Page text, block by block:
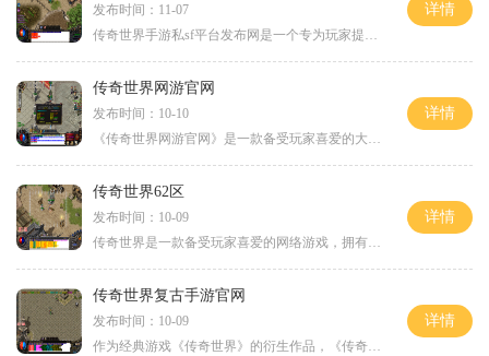
发布时间：11-07
传奇世界手游私sf平台发布网是一个专为玩家提供传奇世界手游私服游戏的网站。传奇世界手游是一款非常经典的多人在线角色扮演游戏，它以其独特的玩法和精美的画面受到了广大玩家
详情
传奇世界网游官网
发布时间：10-10
《传奇世界网游官网》是一款备受玩家喜爱的大型多人在线角色扮演游戏。该游戏以中国古代神话故事为背景，拥有丰富的剧情、精美的画面和刺激的战斗，成为了玩家们畅快游玩的热
详情
传奇世界62区
发布时间：10-09
传奇世界是一款备受玩家喜爱的网络游戏，拥有多个服务器，其中62区是最为著名的一个区域。本文将向大家介绍传奇世界62区的具体玩法。传奇世界62区是一个集战斗、探险、交流于一
详情
传奇世界复古手游官网
发布时间：10-09
作为经典游戏《传奇世界》的衍生作品，《传奇世界复古手游》在手机端继承了原版游戏的精髓，并进行了全面改进。相信许多老玩家对于这款复刻版手游已经怀着满满的期待。今天，
详情